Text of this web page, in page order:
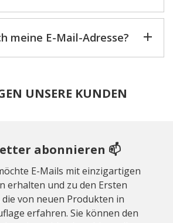
meine E-Mail-Adresse?
UNSERE KUNDEN
abonnieren 📫
E-Mails mit einzigartigen
erhalten und zu den Ersten
von neuen Produkten in
erfahren. Sie können den